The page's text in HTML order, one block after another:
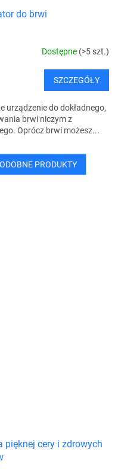
pięknej cery i zdrowych
do brwi
Dostępne (>5 szt.)
SZCZEGÓŁY
urządzenie do dokładnego,
brwi niczym z
Oprócz brwi możesz...
PRODUKTY